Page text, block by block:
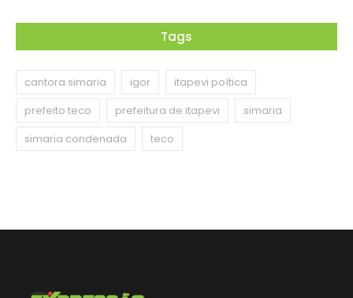
Tags
cantora simaria igor
itapevi poítica
prefeito teco
prefeitura de itapevi
simaria
simaria condenada
teco